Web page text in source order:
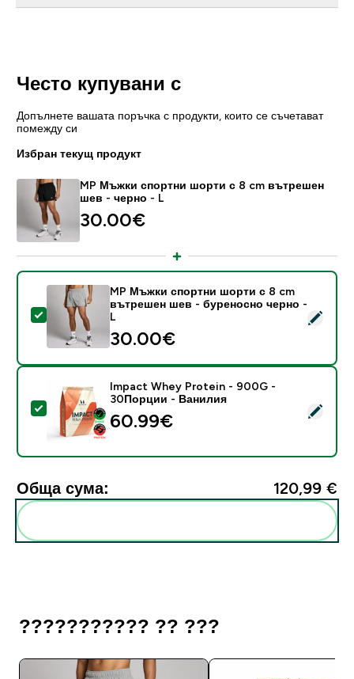
Често купувани с
Допълнете вашата поръчка с продукти, които се съчетават
помежду си
Избран текущ продукт
MP Мъжки спортни шорти с 8 cm вътрешен
шев - черно - L
30.00€‎
Select this product - MP Мъжки спортни шорти с 8
MP Мъжки спортни шорти с 8 cm
вътрешен шев - буреносно черно -
L
30.00€‎
Select this product - Impact Whey Protein - 900G -
Impact Whey Protein - 900G -
30Порции - Ванилия
60.99€‎
Обща сума: 120,99 €‎
??????????? ?? ???